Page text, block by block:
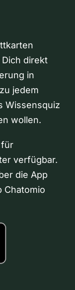
direkt
in
jedem
Wissensquiz
wollen.
für
verfügbar.
die App
Chatomio